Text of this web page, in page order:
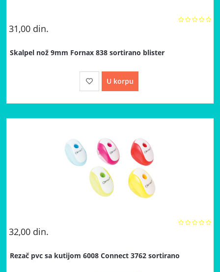
31,00 din.
Skalpel nož 9mm Fornax 838 sortirano blister
U korpu
32,00 din.
Rezač pvc sa kutijom 6008 Connect 3762 sortirano